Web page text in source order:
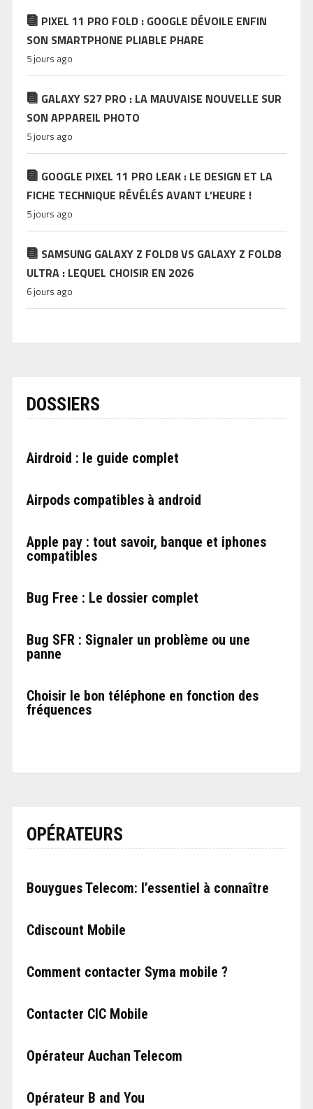
PIXEL 11 PRO FOLD : GOOGLE DÉVOILE ENFIN
SON SMARTPHONE PLIABLE PHARE
5 jours ago
GALAXY S27 PRO : LA MAUVAISE NOUVELLE SUR
SON APPAREIL PHOTO
5 jours ago
GOOGLE PIXEL 11 PRO LEAK : LE DESIGN ET LA
FICHE TECHNIQUE RÉVÉLÉS AVANT L’HEURE !
5 jours ago
SAMSUNG GALAXY Z FOLD8 VS GALAXY Z FOLD8
ULTRA : LEQUEL CHOISIR EN 2026
6 jours ago
DOSSIERS
Airdroid : le guide complet
Airpods compatibles à android
Apple pay : tout savoir, banque et iphones
compatibles
Bug Free : Le dossier complet
Bug SFR : Signaler un problème ou une
panne
Choisir le bon téléphone en fonction des
fréquences
OPÉRATEURS
Bouygues Telecom: l’essentiel à connaître
Cdiscount Mobile
Comment contacter Syma mobile ?
Contacter CIC Mobile
Opérateur Auchan Telecom
Opérateur B and You